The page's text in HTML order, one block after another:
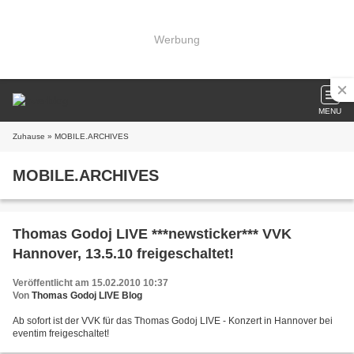
Werbung
MENU
Zuhause » MOBILE.ARCHIVES
MOBILE.ARCHIVES
Thomas Godoj LIVE ***newsticker*** VVK
Hannover, 13.5.10 freigeschaltet!
Veröffentlicht am 15.02.2010 10:37
Von Thomas Godoj LIVE Blog
Ab sofort ist der VVK für das Thomas Godoj LIVE - Konzert in Hannover bei
eventim freigeschaltet!